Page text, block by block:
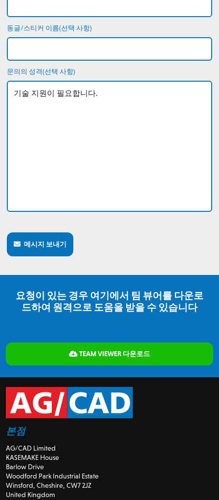
동글/스티커 이름(선택 사항)
문의의 성격(선택 사항)
메시지 보내기
요청이 있는 경우 여기에서 팀 뷰어를 다운로
드하여 원격으로 도움을 받을 수 있습니다
TEAM VIEWER 다운로드
본점
AG/CAD Limited
KASEMAKE House
Barlow Drive
Woodford Park Industrial Estate
Winsford, Cheshire, CW7 2JZ
United Kingdom